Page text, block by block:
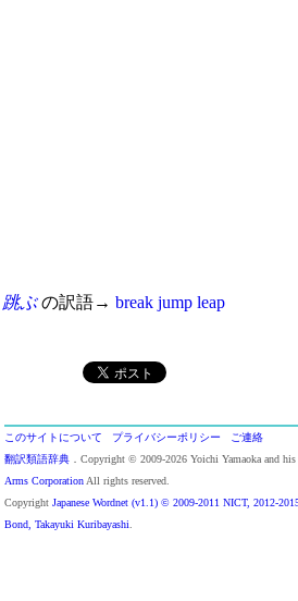
跳ぶの訳語→ break jump leap
このサイトについて プライバシーポリシー
ご連絡
翻訳類語辞典 ．Copyright © 2009-2026 Yoichi Yamaoka and
Arms Corporation All rights reserved.
Copyright Japanese Wordnet (v1.1) © 2009-2011 NICT, 2012-
Bond, Takayuki Kuribayashi